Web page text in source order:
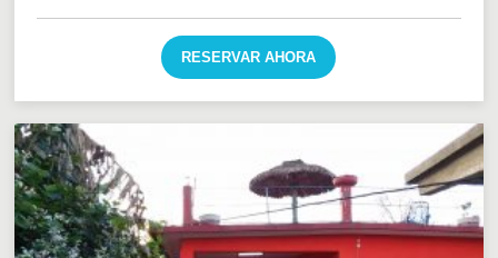
RESERVAR AHORA